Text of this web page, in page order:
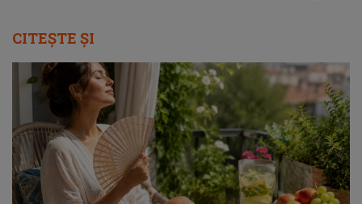
CITEȘTE ȘI